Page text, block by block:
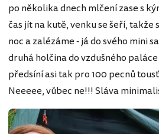
po několika dnech mlčení zase s
čas jít na kutě, venku se šeří,
noc a zalézáme - já do svého mini
druhá holčina do vzdušného
předsíní asi tak pro 100 pecnů
Neeeee, vůbec ne!!! Sláva